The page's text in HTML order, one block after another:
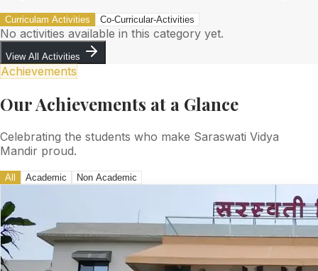
Curriculam Activities Co-Curricular-Activities
No activities available in this category yet.
View All Activities
Achievements
Our Achievements at a Glance
Celebrating the students who make Saraswati Vidya
Mandir proud.
All Academic Non Academic